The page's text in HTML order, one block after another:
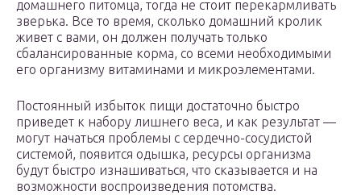
домашнего питомца, тогда не стоит перекармливать
зверька. Все то время, сколько домашний кролик
живет с вами, он должен получать только
сбалансированные корма, со всеми необходимыми
его организму витаминами и микроэлементами.
Постоянный избыток пищи достаточно быстро
приведет к набору лишнего веса, и как результат —
могут начаться проблемы с сердечно-сосудистой
системой, появится одышка, ресурсы организма
будут быстро изнашиваться, что сказывается и на
возможности воспроизведения потомства.